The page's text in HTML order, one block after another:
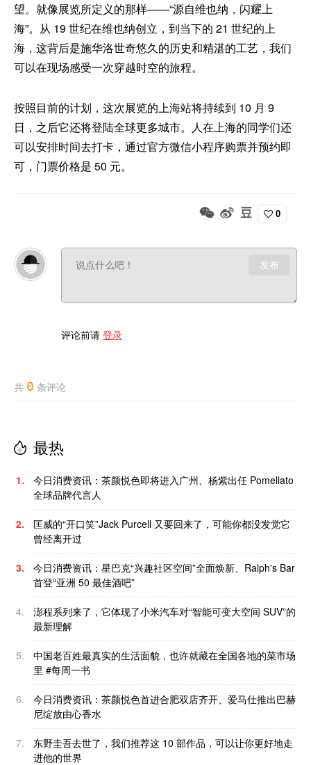
望。就像展览所定义的那样——“源自维也纳，闪耀上
海”。从 19 世纪在维也纳创立，到当下的 21 世纪的上
海，这背后是施华洛世奇悠久的历史和精湛的工艺，我们
可以在现场感受一次穿越时空的旅程。
按照目前的计划，这次展览的上海站将持续到 10 月 9
日，之后它还将登陆全球更多城市。人在上海的同学们还
可以安排时间去打卡，通过官方微信小程序购票并预约即
可，门票价格是 50 元。
0
发布
评论前请 登录
共 0 条评论
最热
1.
今日消费资讯：茶颜悦色即将进入广州、杨紫出任 Pomellato
全球品牌代言人
2.
匡威的“开口笑”Jack Purcell 又要回来了，可能你都没发觉它
曾经离开过
3.
今日消费资讯：星巴克“兴趣社区空间”全面焕新、Ralph's Bar
首登“亚洲 50 最佳酒吧”
4.
澎程系列来了，它体现了小米汽车对“智能可变大空间 SUV”的
最新理解
5.
中国老百姓最真实的生活面貌，也许就藏在全国各地的菜市场
里 #每周一书
6.
今日消费资讯：茶颜悦色首进合肥双店齐开、爱马仕推出巴赫
尼绽放由心香水
7.
东野圭吾去世了，我们推荐这 10 部作品，可以让你更好地走
进他的世界